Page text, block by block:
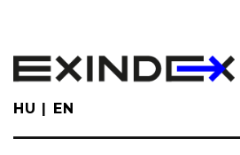
main
content
HU EN